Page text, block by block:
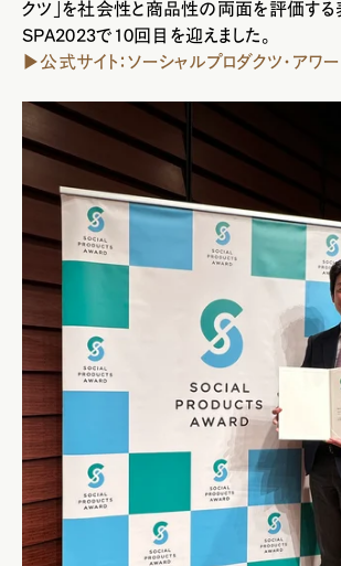
クツ」を社会性と商品性の両面を評価する
SPA2023で10回目を迎えました。
▶公式サイト：ソーシャルプロダクツ・アワ